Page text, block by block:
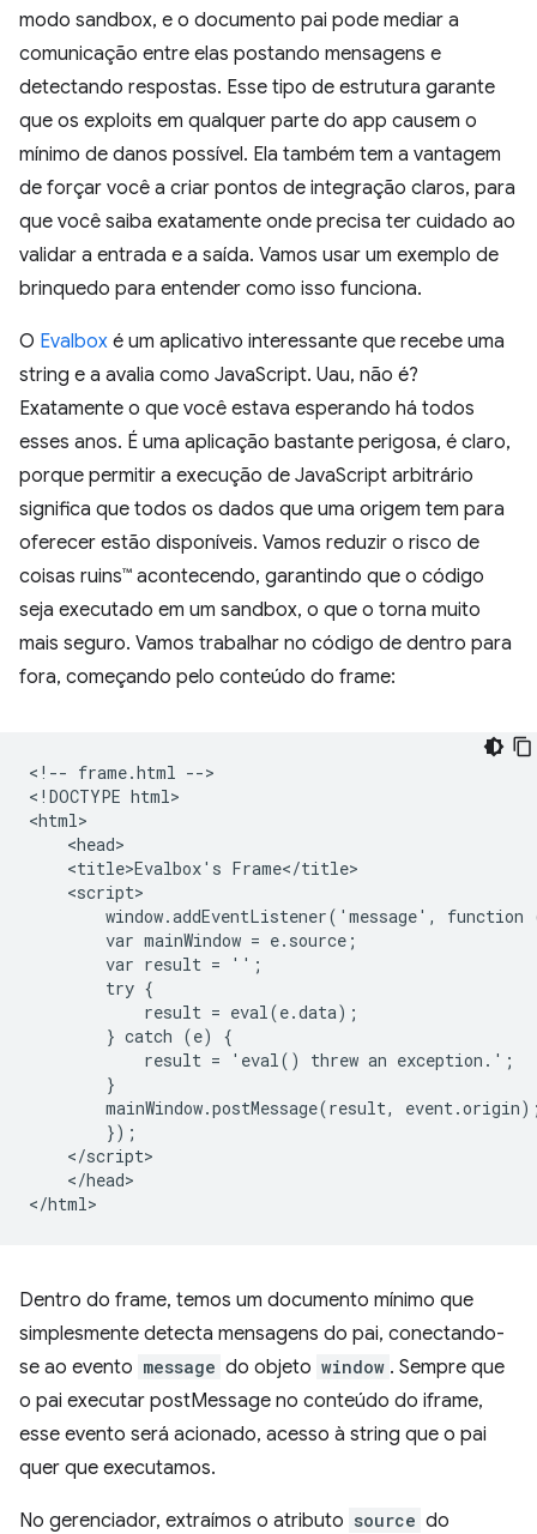
modo sandbox, e o documento pai pode mediar a
comunicação entre elas postando mensagens e
detectando respostas. Esse tipo de estrutura garante
que os exploits em qualquer parte do app causem o
mínimo de danos possível. Ela também tem a vantagem
de forçar você a criar pontos de integração claros, para
que você saiba exatamente onde precisa ter cuidado ao
validar a entrada e a saída. Vamos usar um exemplo de
brinquedo para entender como isso funciona.
O Evalbox é um aplicativo interessante que recebe uma
string e a avalia como JavaScript. Uau, não é?
Exatamente o que você estava esperando há todos
esses anos. É uma aplicação bastante perigosa, é claro,
porque permitir a execução de JavaScript arbitrário
significa que todos os dados que uma origem tem para
oferecer estão disponíveis. Vamos reduzir o risco de
coisas ruins™ acontecendo, garantindo que o código
seja executado em um sandbox, o que o torna muito
mais seguro. Vamos trabalhar no código de dentro para
fora, começando pelo conteúdo do frame:
<!-- frame.html -->
<!DOCTYPE html>
<html>
    <head>
    <title>Evalbox's Frame</title>
    <script>
window.addEventListener('message', function
        var mainWindow = e.source;
        var result = '';
        try {
            result = eval(e.data);
        } catch (e) {
            result = 'eval() threw an exception.';
        }
mainWindow.postMessage(result,
        });
    </script>
    </head>
Dentro do frame, temos um documento mínimo que
simplesmente detecta mensagens do pai, conectando-
se ao evento message do objeto window . Sempre que
o pai executar postMessage no conteúdo do iframe,
esse evento será acionado, acesso à string que o pai
quer que executamos.
No gerenciador, extraímos o atributo source do